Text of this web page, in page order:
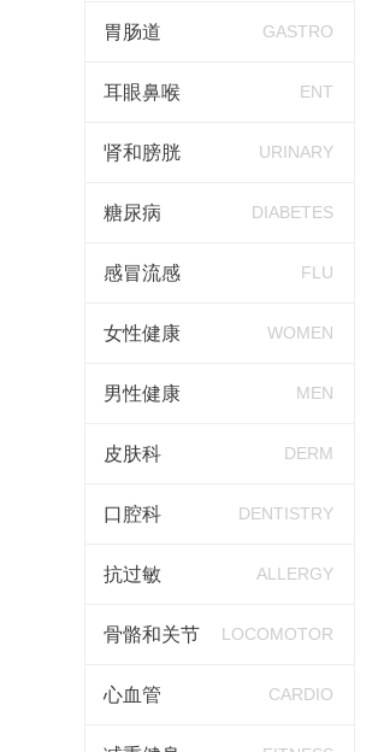
胃肠道 GASTRO
耳眼鼻喉 ENT
肾和膀胱 URINARY
糖尿病 DIABETES
感冒流感 FLU
女性健康 WOMEN
男性健康 MEN
皮肤科 DERM
口腔科 DENTISTRY
抗过敏 ALLERGY
骨骼和关节 LOCOMOTOR
心血管 CARDIO